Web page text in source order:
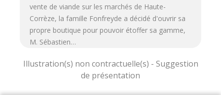
vente de viande sur les marchés de Haute-
Corrèze, la famille Fonfreyde a décidé d'ouvrir sa
propre boutique pour pouvoir étoffer sa gamme,
M. Sébastien…